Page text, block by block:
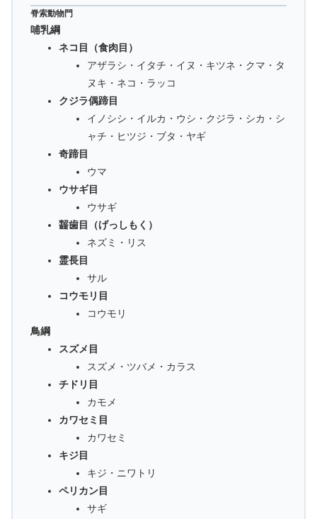
脊索動物門
哺乳綱
ネコ目（食肉目）
アザラシ・イタチ・イヌ・キツネ・クマ・タ
ヌキ・ネコ・ラッコ
クジラ偶蹄目
イノシシ・イルカ・ウシ・クジラ・シカ・シ
ャチ・ヒツジ・ブタ・ヤギ
奇蹄目
ウマ
ウサギ目
ウサギ
齧歯目（げっしもく）
ネズミ・リス
霊長目
サル
コウモリ目
コウモリ
鳥綱
スズメ目
スズメ・ツバメ・カラス
チドリ目
カモメ
カワセミ目
カワセミ
キジ目
キジ・ニワトリ
ペリカン目
サギ